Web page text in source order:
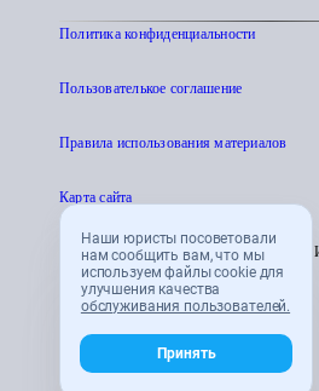
Наши юристы посоветовали
нам сообщить вам, что мы
используем файлы cookie для
улучшения качества
обслуживания пользователей.
Принять
Политика конфиденциальности
Пользователькое соглашение
Правила использования материалов
Карта сайта
© 1995 - 2026 «ЦЕНТР АТТЕСТАЦИИ
CENTRATTEK.RU